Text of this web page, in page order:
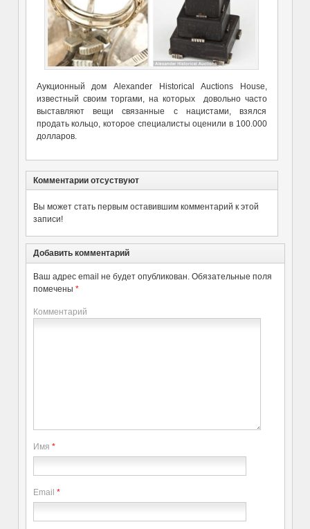
Аукционный дом Alexander Historical Auctions House,
известный своим торгами, на которых довольно часто
выставляют вещи связанные с нацистами, взялся
продать кольцо, которое специалисты оценили в 100.000
долларов.
Комментарии отсуствуют
Вы может стать первым оставившим комментарий к этой
записи!
Добавить комментарий
Ваш адрес email не будет опубликован. Обязательные поля
помечены *
Комментарий
Имя *
Email *